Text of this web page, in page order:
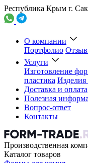
Республика Крым г.
О компании
Портфолио
Услуги
Изготовление
пластика Изделия
Доставка и оплата
Полезная
Вопрос-ответ
Контакты
Производственная
Каталог товаров